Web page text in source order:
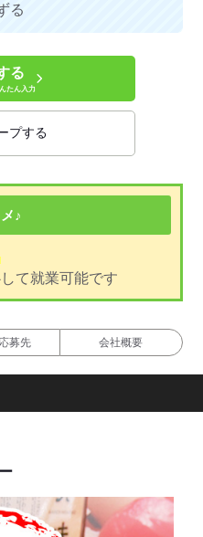
る
る
たん入力
プする
♪
て就業可能です
募先 会社概要